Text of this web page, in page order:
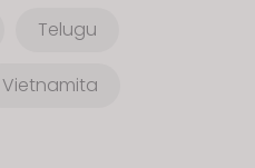
Telugu
Vietnamita